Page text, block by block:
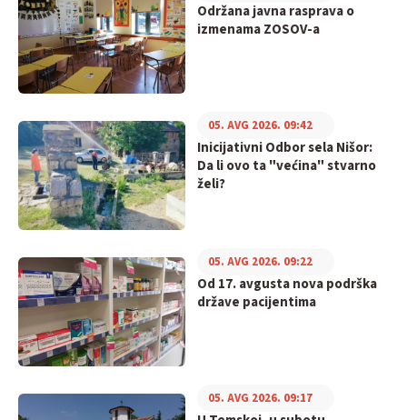
Održana javna rasprava o
izmenama ZOSOV-a
Inicijativni Odbor sela Nišor:
Da li ovo ta "većina" stvarno
želi?
05. AVG 2026. 09:42
Od 17. avgusta nova podrška
države pacijentima
05. AVG 2026. 09:22
05. AVG 2026. 09:17